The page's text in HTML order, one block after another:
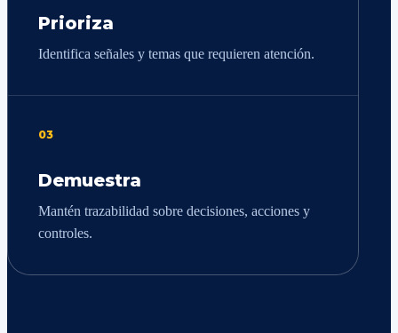
Prioriza
Identifica señales y temas que requieren atención.
03
Demuestra
Mantén trazabilidad sobre decisiones, acciones y
controles.